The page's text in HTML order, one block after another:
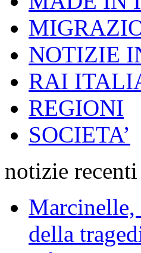
NOTIZIE
RAI
REGIONI
SOCIETA’
notizie recenti
Marcinelle,
della